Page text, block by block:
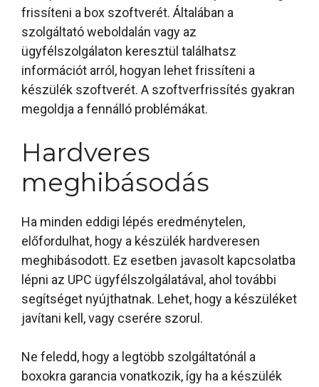
frissíteni a box szoftverét. Általában a
szolgáltató weboldalán vagy az
ügyfélszolgálaton keresztül találhatsz
információt arról, hogyan lehet frissíteni a
készülék szoftverét. A szoftverfrissítés gyakran
megoldja a fennálló problémákat.
Hardveres
meghibásodás
Ha minden eddigi lépés eredménytelen,
előfordulhat, hogy a készülék hardveresen
meghibásodott. Ez esetben javasolt kapcsolatba
lépni az UPC ügyfélszolgálatával, ahol további
segítséget nyújthatnak. Lehet, hogy a készüléket
javítani kell, vagy cserére szorul.
Ne feledd, hogy a legtöbb szolgáltatónál a
boxokra garancia vonatkozik, így ha a készülék